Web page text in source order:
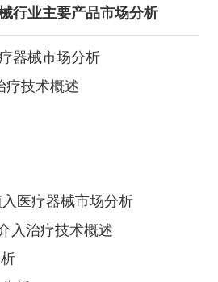
行业主要产品市场分析
器械市场分析
疗技术概述
医疗器械市场分析
入治疗技术概述